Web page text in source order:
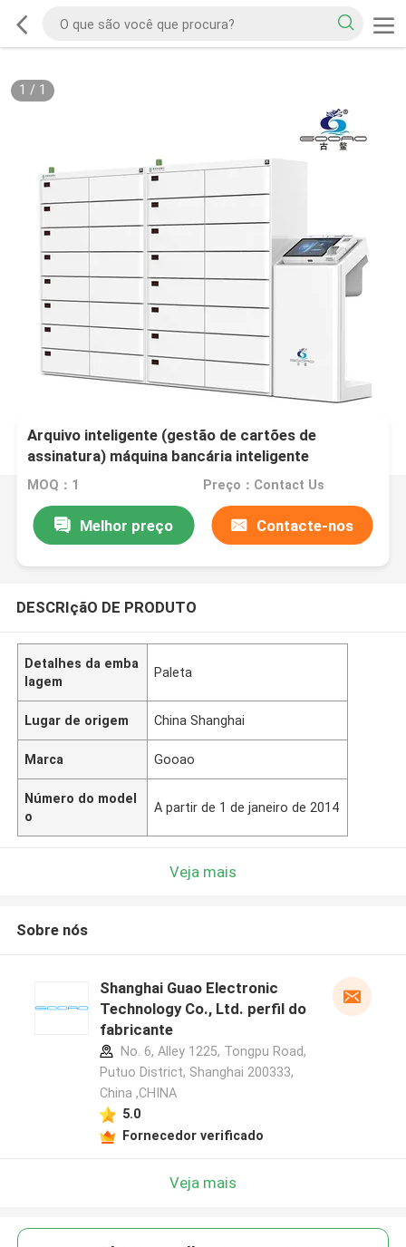
1 / 1
Arquivo inteligente (gestão de cartões de
assinatura) máquina bancária inteligente
MOQ：1 Preço：Contact Us
Melhor preço Contacte-nos
DESCRIçãO DE PRODUTO
Detalhes da emba
lagem
Paleta
Lugar de origem China Shanghai
Marca Gooao
Número do model
o
A partir de 1 de janeiro de 2014
Veja mais
Sobre nós
Shanghai Guao Electronic
Technology Co., Ltd. perfil do
fabricante
No. 6, Alley 1225, Tongpu Road,
Putuo District, Shanghai 200333,
China ,CHINA
5.0
Fornecedor verificado
Veja mais